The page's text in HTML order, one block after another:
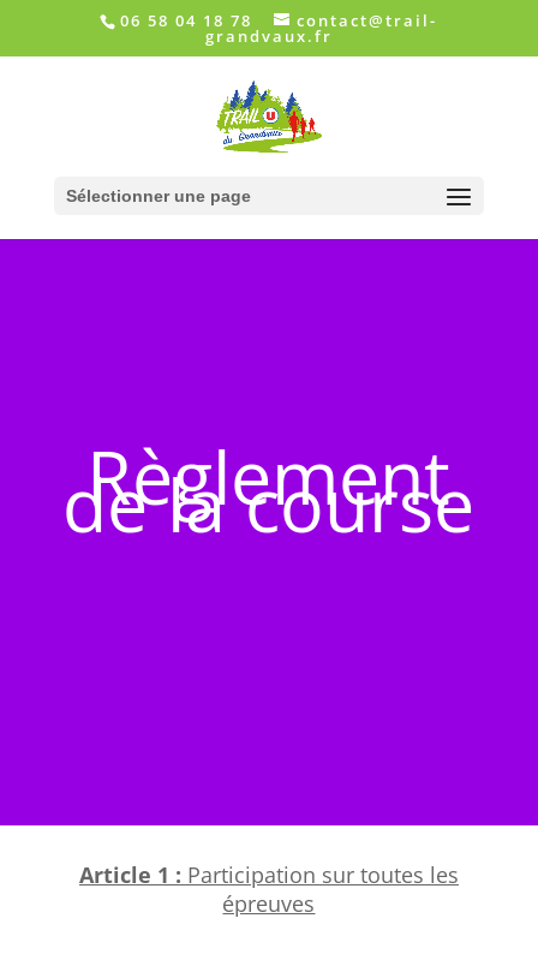
06 58 04 18 78 contact@trail-
grandvaux.fr
Sélectionner une page
Règlement
de la course
Article 1 : Participation sur toutes les
épreuves